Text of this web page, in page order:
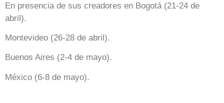
En presencia de sus creadores en Bogotá (21-24 de
abril).
Montevideo (26-28 de abril).
Buenos Aires (2-4 de mayo).
México (6-8 de mayo).